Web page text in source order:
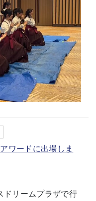
ワードに出場しま
ドリームプラザで行